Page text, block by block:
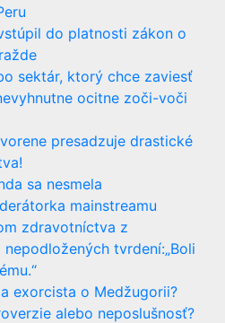
do platnosti zákon o
sektár, ktorý chce zaviesť
ocitne zoči-voči
presadzuje drastické
sa nesmela
mainstreamu
zdravotníctva z
tvrdení:„Boli
exorcista o Medžugorii?
alebo neposlušnosť?